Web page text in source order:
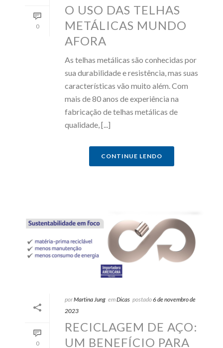
0
O USO DAS TELHAS
METÁLICAS MUNDO
AFORA
As telhas metálicas são conhecidas por
sua durabilidade e resistência, mas suas
características vão muito além. Com
mais de 80 anos de experiência na
fabricação de telhas metálicas de
qualidade, [...]
CONTINUE LENDO
0
porMartina Jung emDicas postado6 de novembro de
2023
RECICLAGEM DE AÇO:
UM BENEFÍCIO PARA